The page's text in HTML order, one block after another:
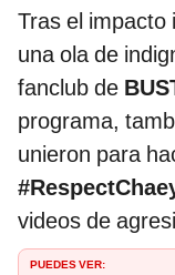
Tras el impacto
una ola de
fanclub de
programa,
unieron para
videos de
PUEDES VER: